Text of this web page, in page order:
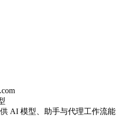
供 AI 模型、助手与代理工作流能